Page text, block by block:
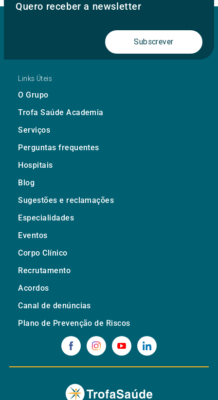
Quero receber a newsletter
Subscrever
Links Úteis
O Grupo
Trofa Saúde Academia
Serviços
Perguntas frequentes
Hospitais
Blog
Sugestões e reclamações
Especialidades
Eventos
Corpo Clínico
Recrutamento
Acordos
Canal de denúncias
Plano de Prevenção de Riscos